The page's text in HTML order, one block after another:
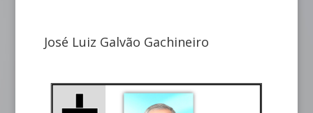
José Luiz Galvão Gachineiro